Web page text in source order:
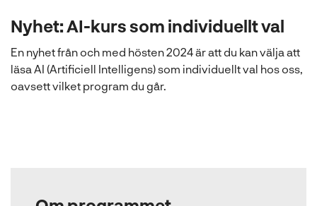
Nyhet:AI-kurs som individuellt val
En nyhet från och med hösten 2024 är att du kan välja att
läsa AI (Artificiell Intelligens) som individuellt val hos oss,
oavsett vilket program du går.